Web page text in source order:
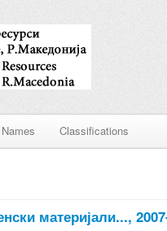
Names Classifications
материјали...,